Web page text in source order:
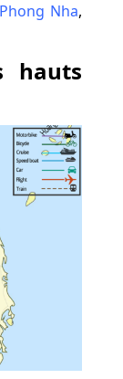
Phong Nha,
hauts